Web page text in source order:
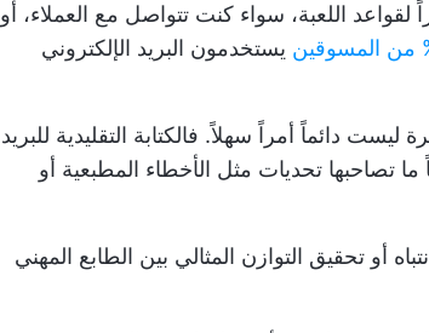
لقواعد اللعبة، سواء كنت تتواصل مع العملاء، أو
يستخدمون البريد الإلكتروني
دائماً أمراً سهلاً. فالكتابة التقليدية للبريد
ما تصاحبها تحديات مثل الأخطاء المطبعية أو
أو تحقيق التوازن المثالي بين الطابع المهني